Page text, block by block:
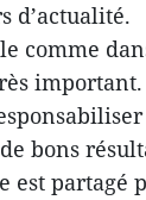
d’actualité.
comme
bons
est partagé